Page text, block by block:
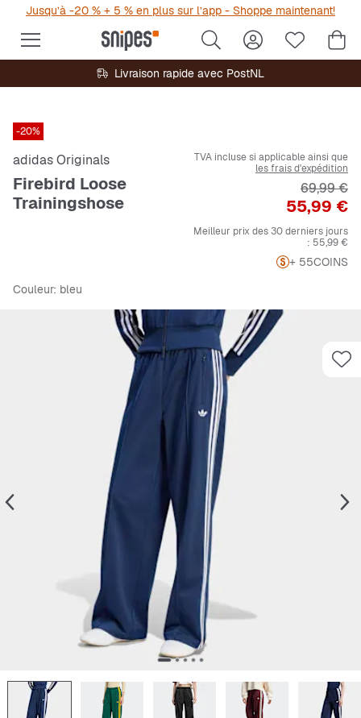
Jusqu’à -20 % + 5 % en plus sur l’app - Shoppe maintenant!
Livraison rapide avec PostNL
-20%
adidas Originals
Firebird Loose
Trainingshose
TVA incluse si applicable ainsi que
les frais d'expédition
Prix
55,99 €
Prix
69,99 €
Meilleur prix des 30 derniers jours
: 55,99 €
+ 55COINS
Couleur: bleu